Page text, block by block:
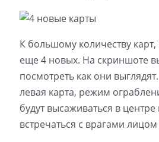
К большому количеству
еще 4 новых. На скриншоте
посмотреть как они
левая карта, режим
будут высаживаться в центре
встречаться с врагами лицом